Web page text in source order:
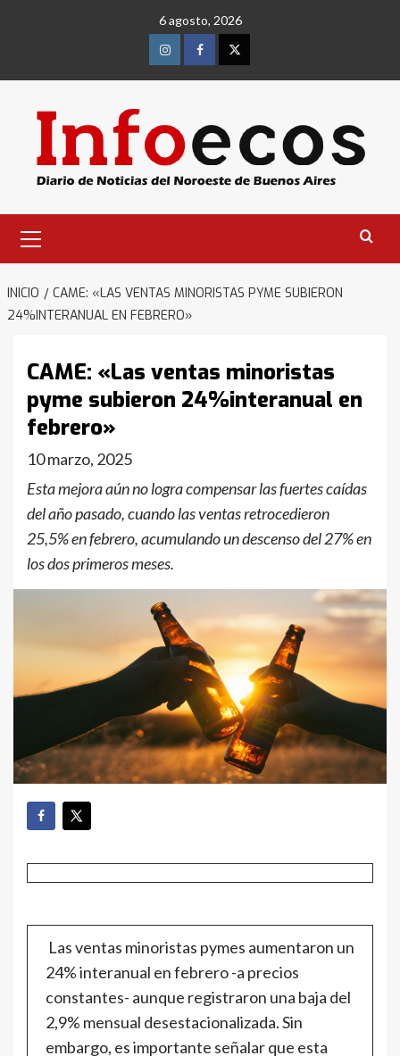
6 agosto, 2026
InstagramFacebookTwitter
primario
INICIO
CAME: «LAS VENTAS MINORISTAS PYME SUBIERON
24%INTERANUAL EN FEBRERO»
CAME: «Las ventas minoristas
pyme subieron 24%interanual en
febrero»
10 marzo, 2025
Esta mejora aún no logra compensar las fuertes caídas
del año pasado, cuando las ventas retrocedieron
25,5% en febrero, acumulando un descenso del 27% en
los dos primeros meses.
Las ventas minoristas pymes aumentaron un
24% interanual en febrero -a precios
constantes- aunque registraron una baja del
2,9% mensual desestacionalizada. Sin
embargo, es importante señalar que esta